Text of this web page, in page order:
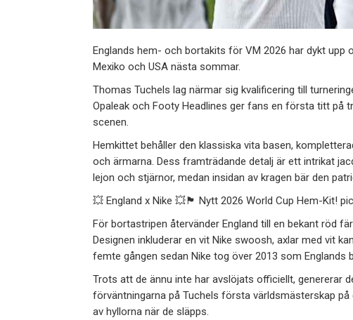
Englands hem- och bortakits för VM 2026 har dykt upp
Mexiko och USA nästa sommar.
Thomas Tuchels lag närmar sig kvalificering till
Opaleak och Footy Headlines ger fans en första titt
scenen.
Hemkittet behåller den klassiska vita basen,
och ärmarna. Dess framträdande detalj är ett intrikat
lejon och stjärnor, medan insidan av kragen bär den
💥 England x Nike 💥🏴 Nytt 2026 World Cup Hem-Kit!
För bortastripen återvänder England till en bekant röd
Designen inkluderar en vit Nike swoosh, axlar med vit
femte gången sedan Nike tog över 2013 som Englands
Trots att de ännu inte har avslöjats officiellt, genererar
förväntningarna på Tuchels första världsmästerskap
av hyllorna när de släpps.